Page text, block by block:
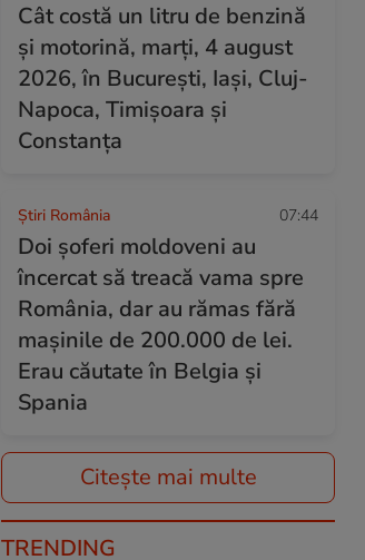
Cât costă un litru de benzină
și motorină, marți, 4 august
2026, în București, Iași, Cluj-
Napoca, Timișoara și
Constanța
Știri România 07:44
Doi șoferi moldoveni au
încercat să treacă vama spre
România, dar au rămas fără
mașinile de 200.000 de lei.
Erau căutate în Belgia și
Spania
Citește mai multe
TRENDING